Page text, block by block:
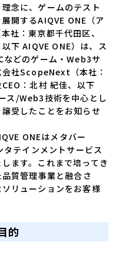
念に、ゲームのテスト
開するAIQVE ONE（ア
社：東京都千代田区、
下 AIQVE ONE）は、ス
などのゲーム・Web3サ
社ScopeNext（本社：
：北村 紀佳、以下
ス/Web3技術を中心とし
受したことをお知らせ
ONEはメタバー
テインメントサービス
ます。これまで培ってき
質管理事業と融合さ
リューションをお客様
的